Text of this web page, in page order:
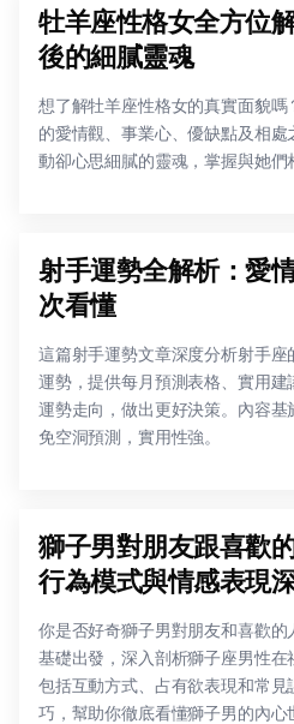
牡羊座性格女全方位
後的細膩靈魂
想了解牡羊座性格女的真實面貌
的愛情觀、事業心、優缺點及相
動卻心思細膩的靈魂，掌握與她們
射手運勢全解析：愛
次看懂
這篇射手運勢文章深度分析射手
運勢，提供每月預測表格、實用
運勢走向，做出更好決策。內容
免空洞預測，實用性強。
獅子男對朋友跟喜歡
行為模式與情感表現
你是否好奇獅子男對朋友和喜歡
基礎出發，深入剖析獅子座男性在
包括互動方式、占有欲表現和常
巧，幫助你徹底看懂獅子男的內心